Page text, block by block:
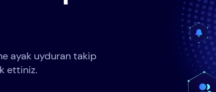
ayak uyduran takip
ettiniz.